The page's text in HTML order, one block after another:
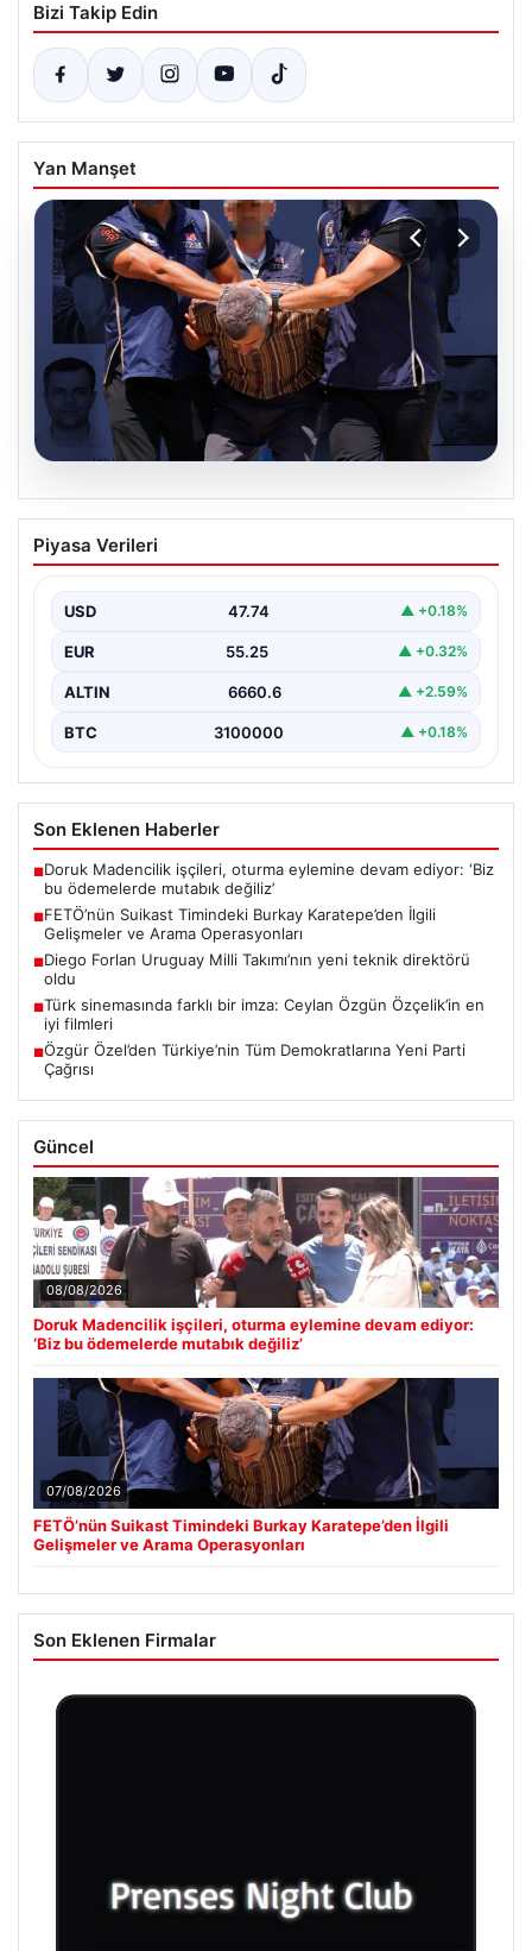
Bizi Takip Edin
Yan Manşet
FETÖ’nün Suikast Timindeki Burkay
Karatepe’den İlgili Gelişmeler ve Arama
15 Temmuz darbe girişimi sırasında Cumhurbaşkanı
planında yer…
Piyasa Verileri
USD 47.74 ▲ +0.18%
EUR 55.25 ▲ +0.32%
ALTIN 6660.6 ▲ +2.59%
BTC 3100000 ▲ +0.18%
Son Eklenen Haberler
■Doruk Madencilik işçileri, oturma eylemine devam ediyor: ‘Biz
bu ödemelerde mutabık değiliz’
■FETÖ’nün Suikast Timindeki Burkay Karatepe’den İlgili
Gelişmeler ve Arama Operasyonları
■Diego Forlan Uruguay Milli Takımı’nın yeni teknik direktörü
oldu
■Türk sinemasında farklı bir imza: Ceylan Özgün Özçelik’in en
iyi filmleri
■Özgür Özel’den Türkiye’nin Tüm Demokratlarına Yeni Parti
Çağrısı
Güncel
08/08/2026
Doruk Madencilik işçileri, oturma eylemine devam ediyor:
‘Biz bu ödemelerde mutabık değiliz’
07/08/2026
FETÖ’nün Suikast Timindeki Burkay Karatepe’den İlgili
Gelişmeler ve Arama Operasyonları
Son Eklenen Firmalar